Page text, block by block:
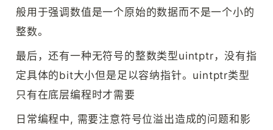
般用于强调数值是一个原始的数据而不是一个小的
整数。
最后，还有一种无符号的整数类型uintptr，没有指
定具体的bit大小但是足以容纳指针。uintptr类型
只有在底层编程时才需要
日常编程中, 需要注意符号位溢出造成的问题和影